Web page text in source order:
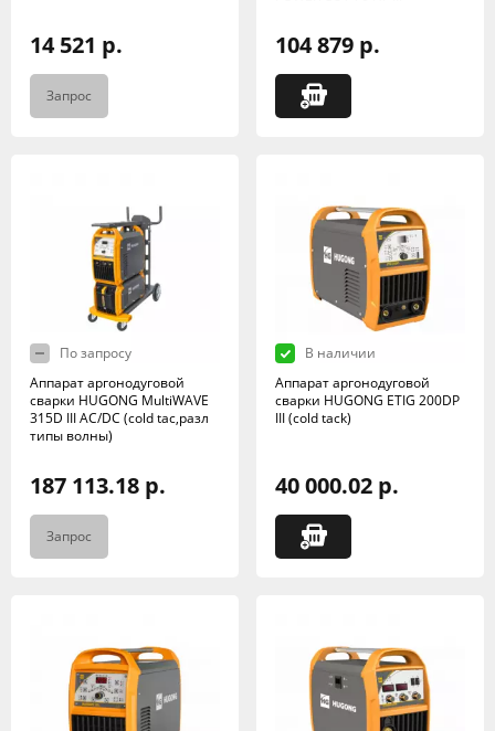
14 521 р.
Запрос
104 879 р.
По запросу
Аппарат аргонодуговой
сварки HUGONG MultiWAVE
315D III AC/DC (cold tac,разл
типы волны)
187 113.18 р.
Запрос
В наличии
Аппарат аргонодуговой
сварки HUGONG ETIG 200DP
III (cold tack)
40 000.02 р.